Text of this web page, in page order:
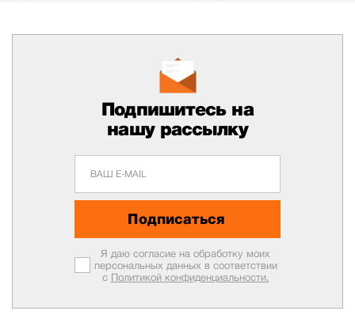
Подпишитесь на
нашу рассылку
Подписаться
Я даю согласие на обработку моих
персональных данных в соответствии
с Политикой конфиденциальности.